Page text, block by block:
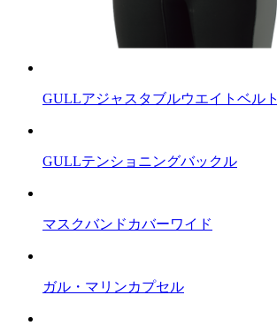
GULLアジャスタブルウエイトベルト
GULLテンショニングバックル
マスクバンドカバーワイド
ガル・マリンカプセル